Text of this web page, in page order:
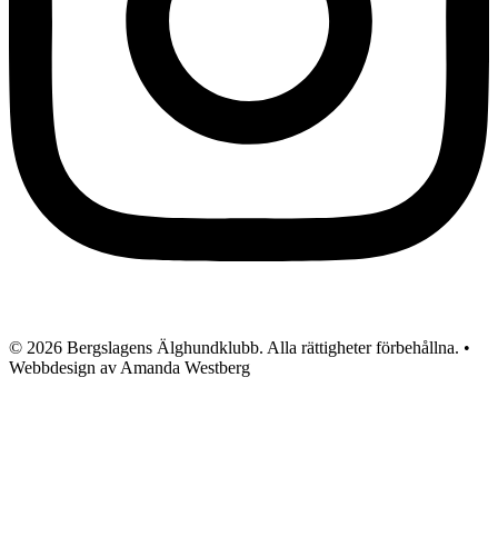
© 2026 Bergslagens Älghundklubb. Alla rättigheter förbehållna. •
Webbdesign av Amanda Westberg